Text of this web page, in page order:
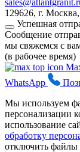
129626, г. Москва,
Успешная
Сообщение
мы свяжемся с
(в рабочее время)
WhatsApp
Мы используем
персонализации
использование
обработку
отключить файлы